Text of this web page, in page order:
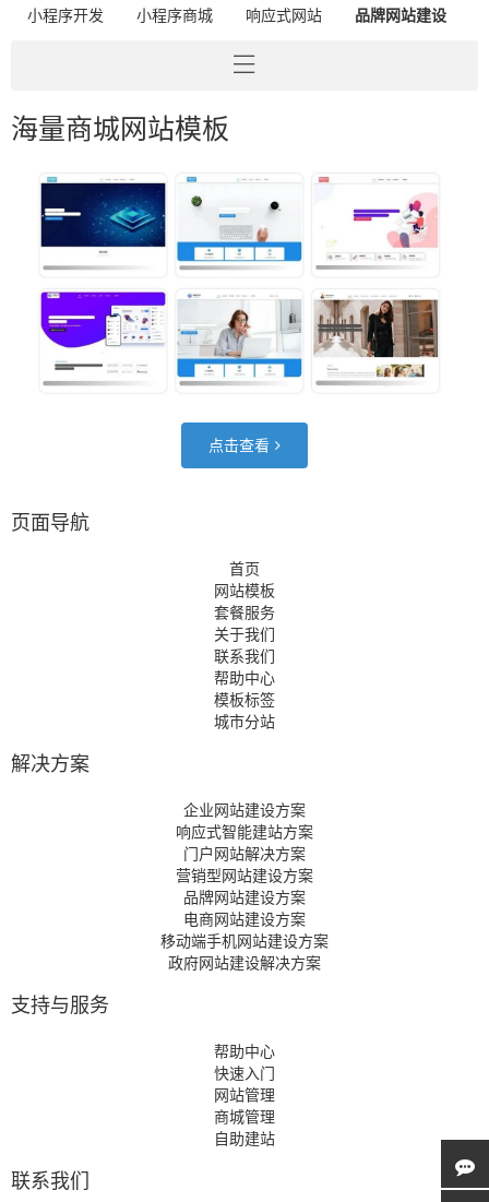
小程序开发 小程序商城 响应式网站 品牌网站建设
海量商城网站模板
点击查看
页面导航
首页
网站模板
套餐服务
关于我们
联系我们
帮助中心
模板标签
城市分站
解决方案
企业网站建设方案
响应式智能建站方案
门户网站解决方案
营销型网站建设方案
品牌网站建设方案
电商网站建设方案
移动端手机网站建设方案
政府网站建设解决方案
支持与服务
帮助中心
快速入门
网站管理
商城管理
自助建站
联系我们